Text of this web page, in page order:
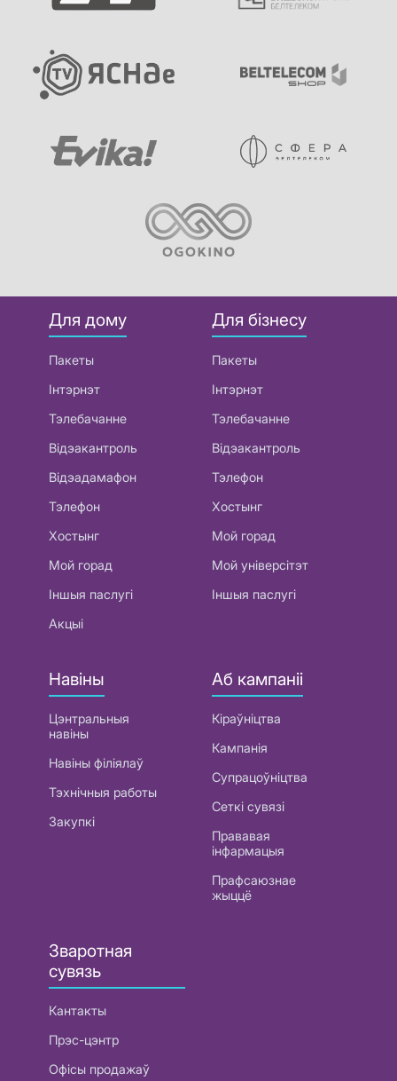
Для дому
Пакеты
Інтэрнэт
Тэлебачанне
Відэакантроль
Відэадамафон
Тэлефон
Хостынг
Мой горад
Іншыя паслугі
Акцыі
Для бізнесу
Пакеты
Інтэрнэт
Тэлебачанне
Відэакантроль
Тэлефон
Хостынг
Мой горад
Мой універсітэт
Іншыя паслугі
Навіны
Цэнтральныя
навіны
Навіны філіялаў
Тэхнічныя работы
Закупкі
Аб кампаніі
Кіраўніцтва
Кампанія
Супрацоўніцтва
Сеткі сувязі
Прававая
інфармацыя
Прафсаюзнае
жыццё
Зваротная
сувязь
Кантакты
Прэс-цэнтр
Офісы продажаў